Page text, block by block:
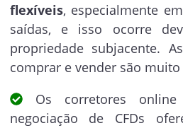
flexíveis, especialmente
saídas, e isso ocorre
propriedade subjacente.
comprar e vender são muito
Os corretores online
negociação de CFDs